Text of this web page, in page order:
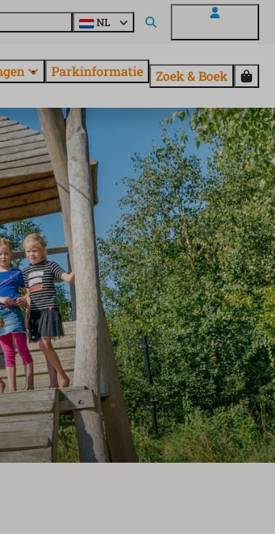
NL
Parkinformatie Zoek & Boek